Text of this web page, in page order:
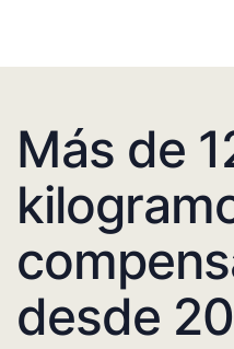
Más de
desde